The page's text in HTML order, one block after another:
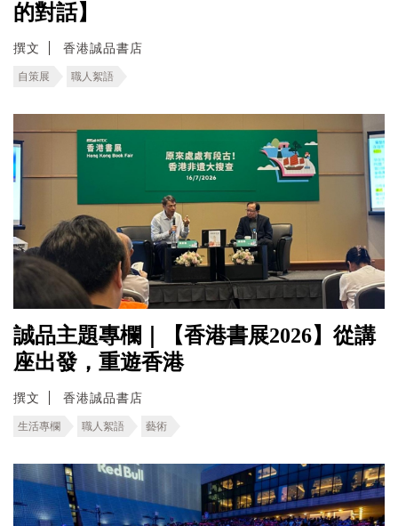
的對話】
撰文 香港誠品書店
自策展 職人絮語
誠品主題專欄｜【香港書展2026】從講
座出發，重遊香港
撰文 香港誠品書店
生活專欄 職人絮語 藝術